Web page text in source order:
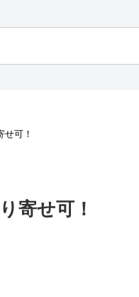
可！
寄せ可！